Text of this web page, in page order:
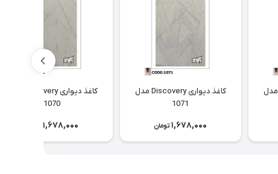
کاغذ دیواری Discovery مدل
کاغذ دیواری Discovery مدل
1071
1,678,000 تومان
1070
1,678,000